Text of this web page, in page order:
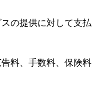
の提供に対して支払
料、手数料、保険料